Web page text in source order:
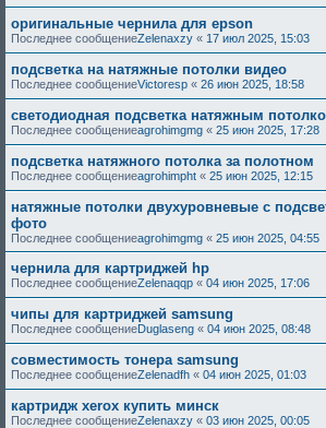
оригинальные чернила для epson
Последнее сообщениеZelenaxzy « 17 июл 2025, 15:03
подсветка на натяжные потолки видео
Последнее сообщениеVictoresp « 26 июн 2025, 18:58
светодиодная подсветка натяжным
Последнее сообщениеagrohimgmg « 25 июн 2025, 17:28
подсветка натяжного потолка за полотном
Последнее сообщениеagrohimpht « 25 июн 2025, 12:15
натяжные потолки двухуровневые с
фото
Последнее сообщениеagrohimgmg « 25 июн 2025, 04:55
чернила для картриджей hp
Последнее сообщениеZelenaqqp « 04 июн 2025, 17:06
чипы для картриджей samsung
Последнее сообщениеDuglaseng « 04 июн 2025, 08:48
совместимость тонера samsung
Последнее сообщениеZelenadfh « 04 июн 2025, 01:03
картридж xerox купить минск
Последнее сообщениеZelenaxzy « 03 июн 2025, 00:05